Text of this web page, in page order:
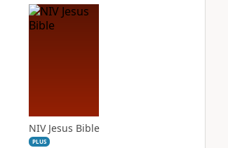
NIV Jesus Bible
PLUS